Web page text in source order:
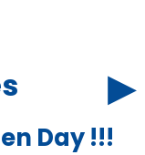
▸
Day !!!